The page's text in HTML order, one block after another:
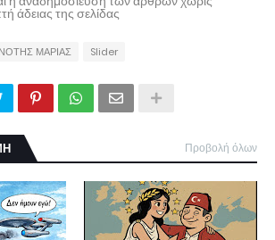
άδειας της σελίδας
ΝΟΤΗΣ ΜΑΡΙΑΣ Slider
Προβολή όλων